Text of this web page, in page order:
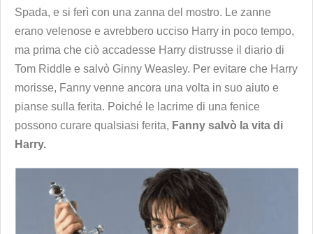
Spada, e si ferì con una zanna del mostro. Le zanne
erano velenose e avrebbero ucciso Harry in poco tempo,
ma prima che ciò accadesse Harry distrusse il diario di
Tom Riddle e salvò Ginny Weasley. Per evitare che Harry
morisse, Fanny venne ancora una volta in suo aiuto e
pianse sulla ferita. Poiché le lacrime di una fenice
possono curare qualsiasi ferita, Fanny salvò la vita di
Harry.